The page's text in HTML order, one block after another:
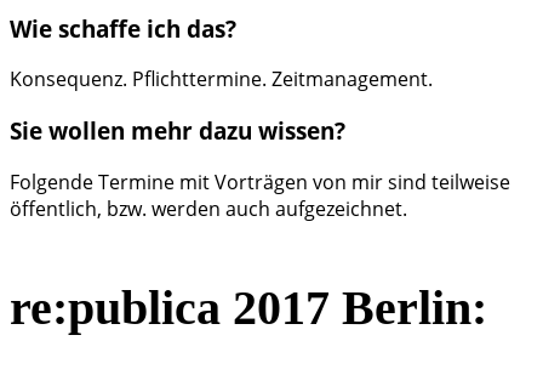
Wie schaffe ich das?
Konsequenz. Pflichttermine. Zeitmanagement.
Sie wollen mehr dazu wissen?
Folgende Termine mit Vorträgen von mir sind teilweise
öffentlich, bzw. werden auch aufgezeichnet.
re:publica 2017 Berlin: